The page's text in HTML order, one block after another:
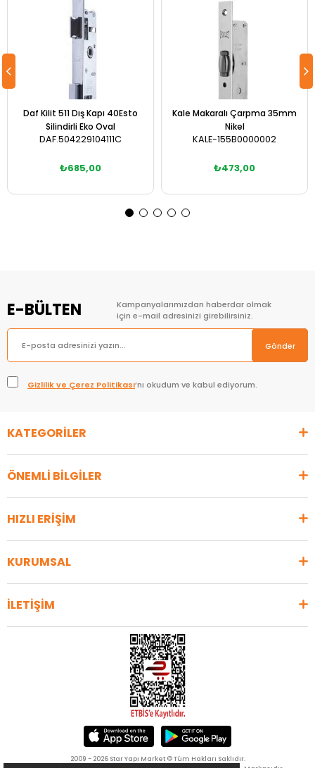
Daf Kilit 511 Dış Kapı 40Esto
Silindirli Eko Oval
DAF.504229104111C
₺685,00
Kale Makaralı Çarpma 35mm
Nikel
KALE-155B0000002
₺473,00
E-BÜLTEN
Kampanyalarımızdan haberdar olmak
için e-mail adresinizi girebilirsiniz.
Gönder
Gizlilik ve Çerez Politikası’nı okudum ve kabul ediyorum.
KATEGORİLER
ÖNEMLİ BİLGİLER
HIZLI ERİŞİM
KURUMSAL
İLETİŞİM
2009 - 2026 Star Yapı Market © Tüm Hakları Saklıdır.